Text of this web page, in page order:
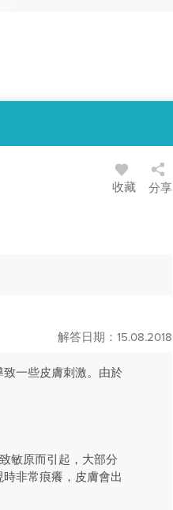
收藏 分享
解答日期：15.08.2018
一些皮膚刺激。由於
敏原而引起，大部分
非常痕癢，皮膚會出